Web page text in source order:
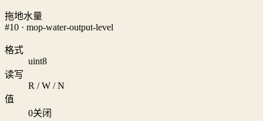
拖地水量
#10 · mop-water-output-level
格式
uint8
读写
R / W / N
值
0关闭